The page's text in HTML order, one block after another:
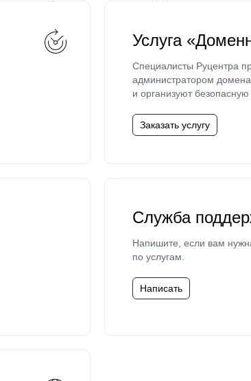
Услуга
Специалисты Руцентра
администратором
и организуют безопасную
Заказать услугу
Служба
Напишите, если вам
по услугам.
Написать